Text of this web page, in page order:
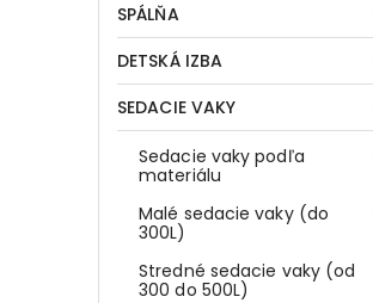
SPÁLŇA
DETSKÁ IZBA
SEDACIE VAKY
Sedacie vaky podľa
materiálu
Malé sedacie vaky (do
300L)
Stredné sedacie vaky (od
300 do 500L)